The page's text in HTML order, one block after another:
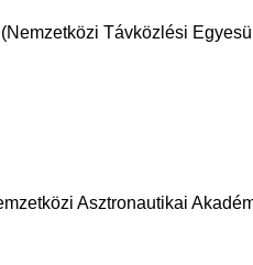
Távközlési
Asztronautikai